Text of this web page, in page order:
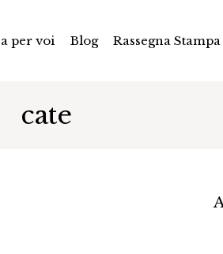
per voi Blog Rassegna Stampa
cate